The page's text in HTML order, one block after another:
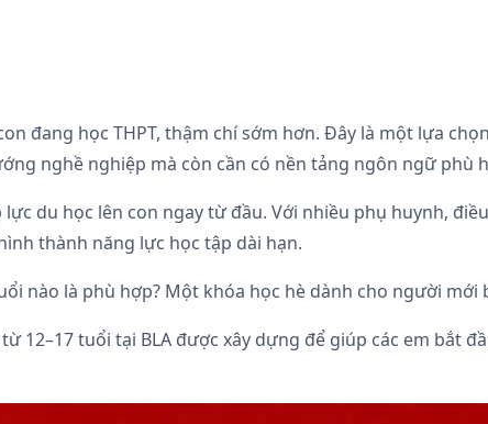
đang học THPT, thậm chí sớm hơn. Đây là một lựa
nghề nghiệp mà còn cần có nền tảng ngôn ngữ phù
du học lên con ngay từ đầu. Với nhiều phụ huynh,
thành năng lực học tập dài hạn.
nào là phù hợp? Một khóa học hè dành cho người
12–17 tuổi tại BLA được xây dựng để giúp các em bắt